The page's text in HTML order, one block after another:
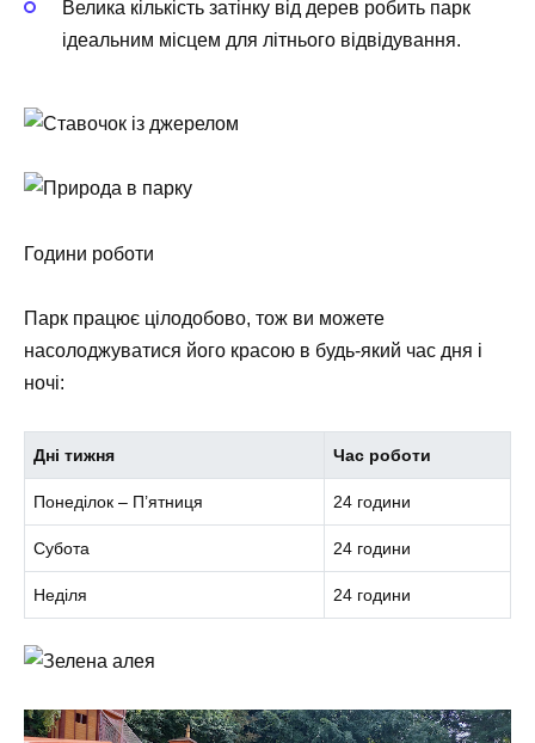
Велика кількість затінку від дерев робить парк
ідеальним місцем для літнього відвідування.
Години роботи
Парк працює цілодобово, тож ви можете
насолоджуватися його красою в будь-який час дня і
ночі:
Дні тижня Час роботи
Понеділок – П’ятниця 24 години
Субота 24 години
Неділя 24 години